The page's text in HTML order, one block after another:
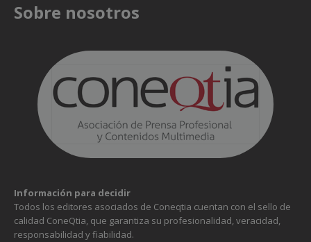
Sobre nosotros
Información para decidir
Todos los editores asociados de Coneqtia cuentan con el sello de
calidad ConeQtia, que garantiza su profesionalidad, veracidad,
responsabilidad y fiabilidad.